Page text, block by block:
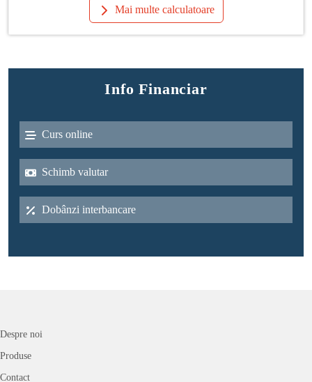
Mai multe calculatoare
Info Financiar
Curs online
Schimb valutar
Dobânzi interbancare
Despre noi
Produse
Contact